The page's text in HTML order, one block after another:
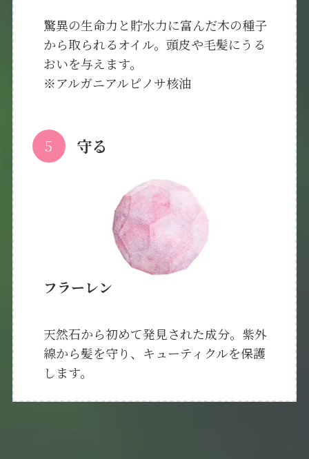
驚異の生命力と貯水力に富んだ木の種子
から取られるオイル。頭皮や毛髪にうる
おいを与えます。
※アルガニアルピノサ核油
守る
フラーレン
天然石から初めて発見された成分。紫外
線から髪を守り、キューティクルを保護
します。